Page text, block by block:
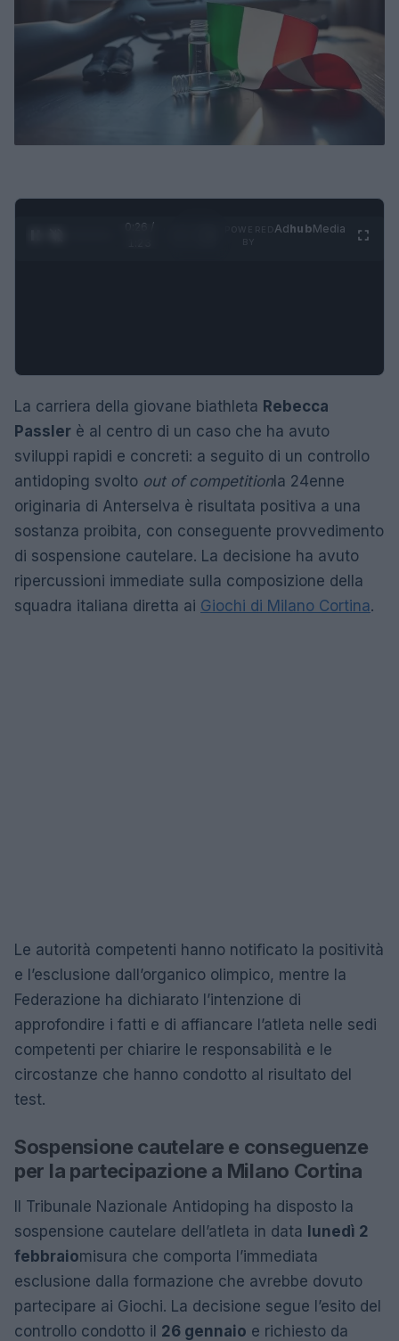
0:27 /
AdhubMedia
La carriera della giovane biathleta Rebecca
Passler è al centro di un caso che ha avuto
sviluppi rapidi e concreti: a seguito di un controllo
antidoping svolto out of competition la 24enne
originaria di Anterselva è risultata positiva a una
sostanza proibita, con conseguente provvedimento
di sospensione cautelare. La decisione ha avuto
ripercussioni immediate sulla composizione della
squadra italiana diretta ai Giochi di Milano Cortina.
Le autorità competenti hanno notificato la positività
e l’esclusione dall’organico olimpico, mentre la
Federazione ha dichiarato l’intenzione di
approfondire i fatti e di affiancare l’atleta nelle sedi
competenti per chiarire le responsabilità e le
circostanze che hanno condotto al risultato del
test.
Sospensione cautelare e conseguenze
per la partecipazione a Milano Cortina
Il Tribunale Nazionale Antidoping ha disposto la
sospensione cautelare dell’atleta in data lunedì 2
febbraiomisura che comporta l’immediata
esclusione dalla formazione che avrebbe dovuto
partecipare ai Giochi. La decisione segue l’esito del
controllo condotto il 26 gennaio e richiesto da